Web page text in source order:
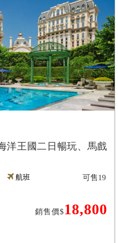
洋王國二日暢玩、馬戲
航班
銷售價$18,800
可售19